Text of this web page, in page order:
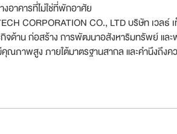
อาคารที่ไม่ใช่ที่พักอาศัย
CO., LTD บริษัท เวลธ์ เท็ค คอร์ปอเรชั่น
จด้าน ก่อสร้าง การพัฒนาอสังหาริมทรัพย์ และ
ณภาพสูง ภายใต้มาตรฐานสากล และคำนึงถึง
พลังงานสะอาด เช่น พลังงานแสงอาทิตย์และพลั
วัตกรรม เทคโนโลยี และทีมงานมืออาชีพ เพื่อส
ง www.wtcorp.in.th